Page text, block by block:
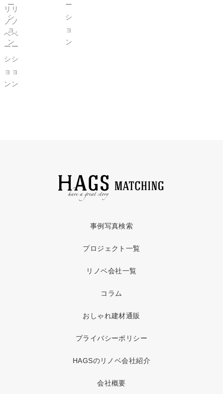
リ
ノ
ベ
ー
シ
ョ
ン
ー
シ
ョ
ン
リ
ノ
ベ
ー
シ
ョ
ン
ー
シ
ョ
ン
事例写真検索
プロジェクト一覧
リノベ会社一覧
コラム
おしゃれ建材通販
プライバシーポリシー
HAGSのリノベ会社紹介
会社概要